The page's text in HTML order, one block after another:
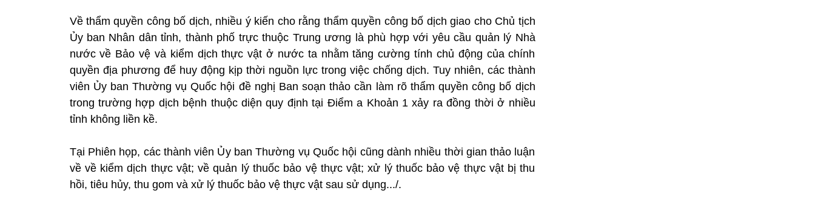
Về thẩm quyền công bố dịch, nhiều ý kiến cho rằng thẩm quyền công bố dịch giao cho Chủ tịch
Ủy ban Nhân dân tỉnh, thành phố trực thuộc Trung ương là phù hợp với yêu cầu quản lý Nhà
nước về Bảo vệ và kiểm dịch thực vật ở nước ta nhằm tăng cường tính chủ động của chính
quyền địa phương để huy động kịp thời nguồn lực trong việc chống dịch. Tuy nhiên, các thành
viên Ủy ban Thường vụ Quốc hội đề nghị Ban soạn thảo cần làm rõ thẩm quyền công bố dịch
trong trường hợp dịch bệnh thuộc diện quy định tại Điểm a Khoản 1 xảy ra đồng thời ở nhiều
tỉnh không liền kề.
Tại Phiên họp, các thành viên Ủy ban Thường vụ Quốc hội cũng dành nhiều thời gian thảo luận
về về kiểm dịch thực vật; về quản lý thuốc bảo vệ thực vật; xử lý thuốc bảo vệ thực vật bị thu
hồi, tiêu hủy, thu gom và xử lý thuốc bảo vệ thực vật sau sử dụng.../.